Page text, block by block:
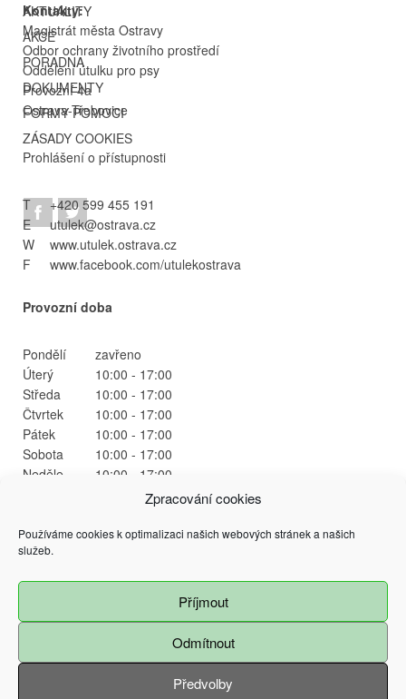
Zpracování cookies
Používáme cookies k optimalizaci našich webových stránek a našich
služeb.
Příjmout
Odmítnout
Předvolby
AKTUALITY
AKCE
PORADNA
DOKUMENTY
FORMY POMOCI
ZÁSADY COOKIES
Kontakty:
Magistrát města Ostravy
Odbor ochrany životního prostředí
Oddělení útulku pro psy
Provozní 4a
Ostrava-Třebovice
Prohlášení o přístupnosti
T
+420 599 455 191
E
utulek@ostrava.cz
W
www.utulek.ostrava.cz
F
www.facebook.com/utulekostrava
Provozní doba
Pondělí
zavřeno
Úterý
10:00 - 17:00
Středa
10:00 - 17:00
Čtvrtek
10:00 - 17:00
Pátek
10:00 - 17:00
Sobota
10:00 - 17:00
Neděle
10:00 - 17:00
Prokešovo náměstí 9, 729 30 Ostrava
Všechna práva vyhrazena - použití obsahu nebo jeho částí je možné pouze se
souhlasem Magistrátu města Ostravy